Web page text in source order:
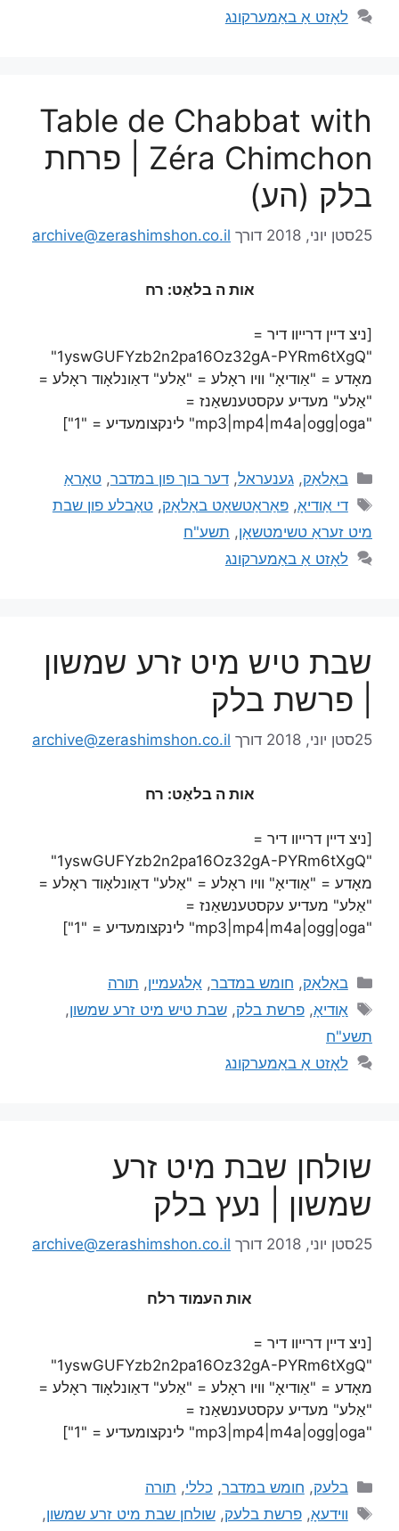
לאָזט אַ באַמערקונג
Table de Chabbat with
Zéra Chimchon | פרחת
בלק (הע)
25סטן יוני, 2018 דורך archive@zerashimshon.co.il
אות ה בלאַט: רח
[ניצ דיין דרייוו דיר =
"1yswGUFYzb2n2pa16Oz32gA-PYRm6tXgQ"
מאָדע = "אַודיאָ" וויו ראָלע = "אַלע" דאַונלאָוד ראָלע =
"אַלע" מעדיע עקסטענשאַנז =
"mp3|mp4|m4a|ogg|oga" לינקצומעדיע = "1"]
באַלאַק,גענעראל,דער בוך פון במדבר,טאָראַ
די אַודיאָ,פּאַראַטשאַט באַלאַק,טאַבלע פון שבת
מיט זעראַ טשימטשאָן, תשע"ח
לאָזט אַ באַמערקונג
שבת טיש מיט זרע שמשון
| פרשת בלק
25סטן יוני, 2018 דורך archive@zerashimshon.co.il
אות ה בלאַט: רח
[ניצ דיין דרייוו דיר =
"1yswGUFYzb2n2pa16Oz32gA-PYRm6tXgQ"
מאָדע = "אַודיאָ" וויו ראָלע = "אַלע" דאַונלאָוד ראָלע =
"אַלע" מעדיע עקסטענשאַנז =
"mp3|mp4|m4a|ogg|oga" לינקצומעדיע = "1"]
באַלאַק, חומש במדבר,אַלגעמיין, תורה
אַודיאָ,פרשת בלק,שבת טיש מיט זרע שמשון,
תשע"ח
לאָזט אַ באַמערקונג
שולחן שבת מיט זרע
שמשון | נעץ בלק
25סטן יוני, 2018 דורך archive@zerashimshon.co.il
אות העמוד רלח
[ניצ דיין דרייוו דיר =
"1yswGUFYzb2n2pa16Oz32gA-PYRm6tXgQ"
מאָדע = "אַודיאָ" וויו ראָלע = "אַלע" דאַונלאָוד ראָלע =
"אַלע" מעדיע עקסטענשאַנז =
"mp3|mp4|m4a|ogg|oga" לינקצומעדיע = "1"]
בלעק, חומש במדבר, כללי, תורה
ווידעאָ,פרשת בלעק,שולחן שבת מיט זרע שמשון,